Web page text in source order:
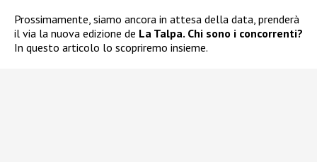
Prossimamente, siamo ancora in attesa della data, prenderà
il via la nuova edizione de La Talpa. Chi sono i concorrenti?
In questo articolo lo scopriremo insieme.